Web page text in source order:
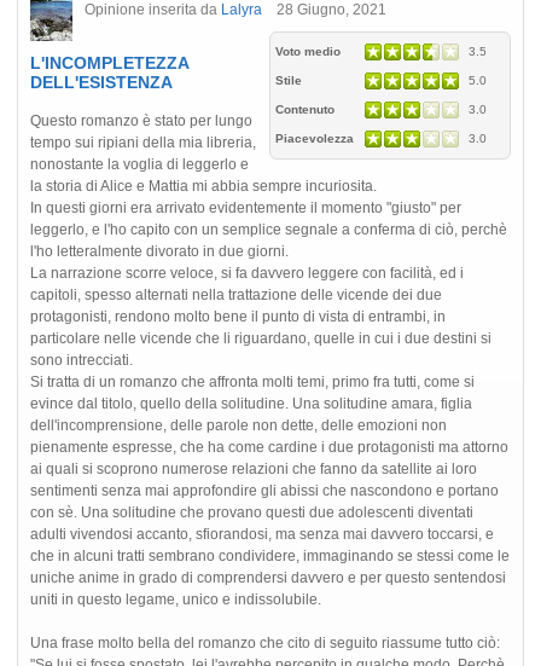
Opinione inserita da Lalyra 28 Giugno, 2021
Voto medio 3.5
Stile 5.0
Contenuto 3.0
Piacevolezza 3.0
L'INCOMPLETEZZA
DELL'ESISTENZA
Questo romanzo è stato per lungo
tempo sui ripiani della mia libreria,
nonostante la voglia di leggerlo e
la storia di Alice e Mattia mi abbia sempre incuriosita.
In questi giorni era arrivato evidentemente il momento "giusto" per
leggerlo, e l'ho capito con un semplice segnale a conferma di ciò, perchè
l'ho letteralmente divorato in due giorni.
La narrazione scorre veloce, si fa davvero leggere con facilità, ed i
capitoli, spesso alternati nella trattazione delle vicende dei due
protagonisti, rendono molto bene il punto di vista di entrambi, in
particolare nelle vicende che li riguardano, quelle in cui i due destini si
sono intrecciati.
Si tratta di un romanzo che affronta molti temi, primo fra tutti, come si
evince dal titolo, quello della solitudine. Una solitudine amara, figlia
dell'incomprensione, delle parole non dette, delle emozioni non
pienamente espresse, che ha come cardine i due protagonisti ma attorno
ai quali si scoprono numerose relazioni che fanno da satellite ai loro
sentimenti senza mai approfondire gli abissi che nascondono e portano
con sè. Una solitudine che provano questi due adolescenti diventati
adulti vivendosi accanto, sfiorandosi, ma senza mai davvero toccarsi, e
che in alcuni tratti sembrano condividere, immaginando se stessi come le
uniche anime in grado di comprendersi davvero e per questo sentendosi
uniti in questo legame, unico e indissolubile.
Una frase molto bella del romanzo che cito di seguito riassume tutto ciò: